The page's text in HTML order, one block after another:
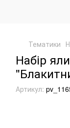
Тематики
Набір
Артикул: